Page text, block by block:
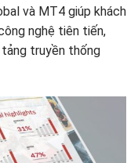
và MT4 giúp khách
nghệ tiên tiến,
truyền thống